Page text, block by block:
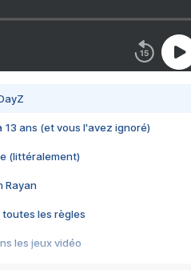
13 ans (et vous l'avez ignoré)
(littéralement)
Rayan
toutes les règles
les jeux vidéo